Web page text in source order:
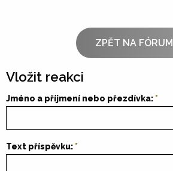
ZPĚT NA FÓRUM
Vložit reakci
Jméno a příjmení nebo přezdívka:
Text příspěvku: